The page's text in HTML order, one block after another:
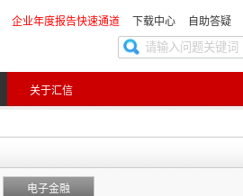
企业年度报告快速通道 下载中心 自助答疑
关于汇信
电子金融